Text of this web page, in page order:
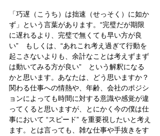
「巧遅（こうち）は拙速（せっそく）に如か
ず」という言葉があります。“完璧だが期限
に遅れるより、完璧で無くても早い方が良
い”　もしくは、“あれこれ考え過ぎて行動を
起こさないよりも、余計なことは考えずまず
は動いてみる方が良い”　という解釈になる
かと思います。あなたは、どう思いますか？
関わる仕事への情熱や、年齢、会社のポジシ
ョンによっても時間に対する意識や感覚が違
ってくると思いますが、とにかく今の僕は仕
事において “スピード” を重要視したいと考え
ます。とは言っても、雑な仕事や手抜きをす